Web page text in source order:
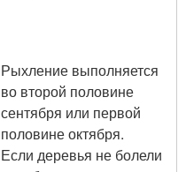
Рыхление выполняется
во второй половине
сентября или первой
половине октября.
Если деревья не болели